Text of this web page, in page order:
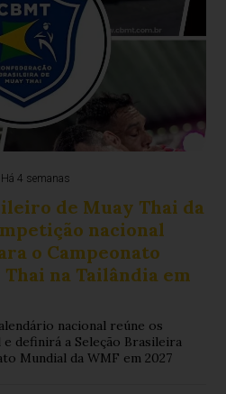
Há 4 semanas
de Muay Thai da
nacional
o Campeonato
na Tailândia em
nacional reúne os
definirá a Seleção Brasileira
Mundial da WMF em 2027